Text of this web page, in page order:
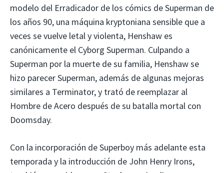
modelo del Erradicador de los cómics de Superman de
los años 90, una máquina kryptoniana sensible que a
veces se vuelve letal y violenta, Henshaw es
canónicamente el Cyborg Superman. Culpando a
Superman por la muerte de su familia, Henshaw se
hizo parecer Superman, además de algunas mejoras
similares a Terminator, y trató de reemplazar al
Hombre de Acero después de su batalla mortal con
Doomsday.
Con la incorporación de Superboy más adelante esta
temporada y la introducción de John Henry Irons,